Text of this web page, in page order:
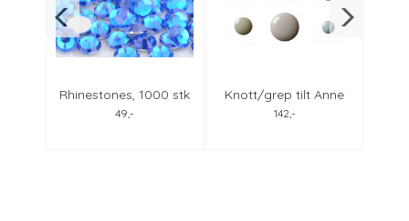
Rhinestones, 1000 stk
sapphire 4mm
49,-
Knott/grep tilt Anne
Black, alle farger
142,-